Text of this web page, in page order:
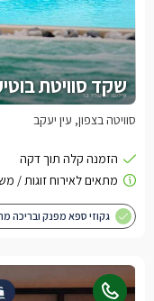
שקד סוויטת
סוויטה בצפון, עין יעקב
גקוזי ספא מפנק ובריכה